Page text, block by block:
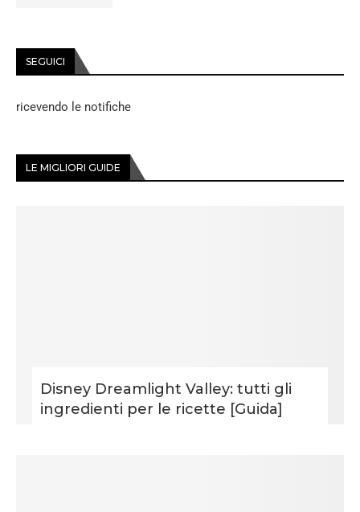
SEGUICI
ricevendo le notifiche
LE MIGLIORI GUIDE
Disney Dreamlight Valley: tutti gli
ingredienti per le ricette [Guida]